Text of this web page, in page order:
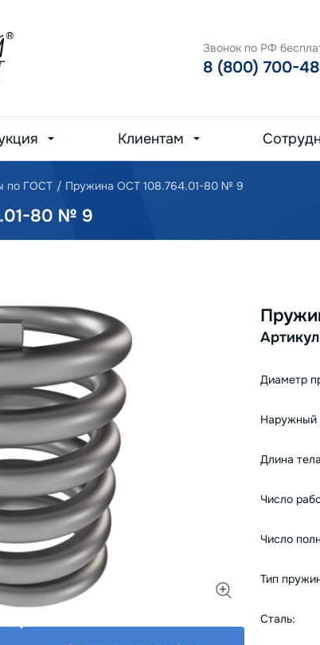
Звонок по РФ
8 (800) 700-
Клиентам
по ГОСТ / Пружина ОСТ 108.764.01-80 № 9
80 № 9
Диаметр
Наружный
Длина
Число
Число
Тип
Сталь: